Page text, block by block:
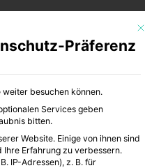
Präferenz
besuchen können.
Services geben
bitten.
Website. Einige von ihnen sind
Ihre Erfahrung zu verbessern.
IP-Adressen), z. B. für